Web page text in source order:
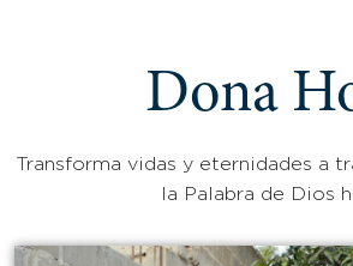
Dona
Transforma vidas y eternidades a
la Palabra de Dios